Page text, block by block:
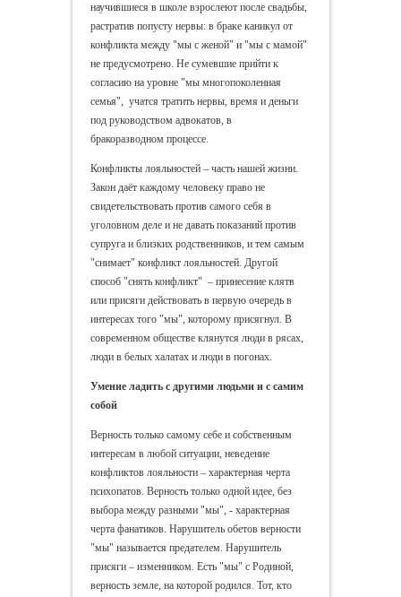
научившиеся в школе взрослеют после свадьбы,
растратив попусту нервы: в браке каникул от
конфликта между "мы с женой" и "мы с мамой"
не предусмотрено. Не сумевшие прийти к
согласию на уровне "мы многопоколенная
семья", учатся тратить нервы, время и деньги
под руководством адвокатов, в
бракоразводном процессе.
Конфликты лояльностей – часть нашей жизни.
Закон даёт каждому человеку право не
свидетельствовать против самого себя в
уголовном деле и не давать показаний против
супруга и близких родственников, и тем самым
"снимает" конфликт лояльностей. Другой
способ "снять конфликт" – принесение клятв
или присяги действовать в первую очередь в
интересах того "мы", которому присягнул. В
современном обществе клянутся люди в рясах,
люди в белых халатах и люди в погонах.
Умение ладить с другими людьми и с самим
собой
Верность только самому себе и собственным
интересам в любой ситуации, неведение
конфликтов лояльности – характерная черта
психопатов. Верность только одной идее, без
выбора между разными "мы", - характерная
черта фанатиков. Нарушитель обетов верности
"мы" называется предателем. Нарушитель
присяги – изменником. Есть "мы" с Родиной,
верность земле, на которой родился. Тот, кто